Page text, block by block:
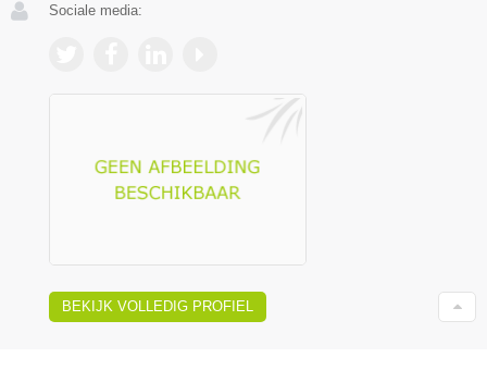
Sociale media:
BEKIJK VOLLEDIG PROFIEL